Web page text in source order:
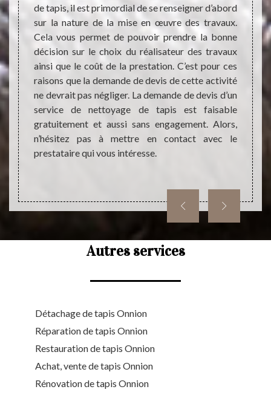
en
aide
de tapis, il est primordial de se renseigner d’abord
sur la nature de la mise en œuvre des travaux.
Cela vous permet de pouvoir prendre la bonne
décision sur le choix du réalisateur des travaux
ainsi que le coût de la prestation. C’est pour ces
raisons que la demande de devis de cette activité
ne devrait pas négliger. La demande de devis d’un
service de nettoyage de tapis est faisable
gratuitement et aussi sans engagement. Alors,
n’hésitez pas à mettre en contact avec le
prestataire qui vous intéresse.
Les
il va
Autres services
Détachage de tapis Onnion
Réparation de tapis Onnion
Restauration de tapis Onnion
Achat, vente de tapis Onnion
Rénovation de tapis Onnion